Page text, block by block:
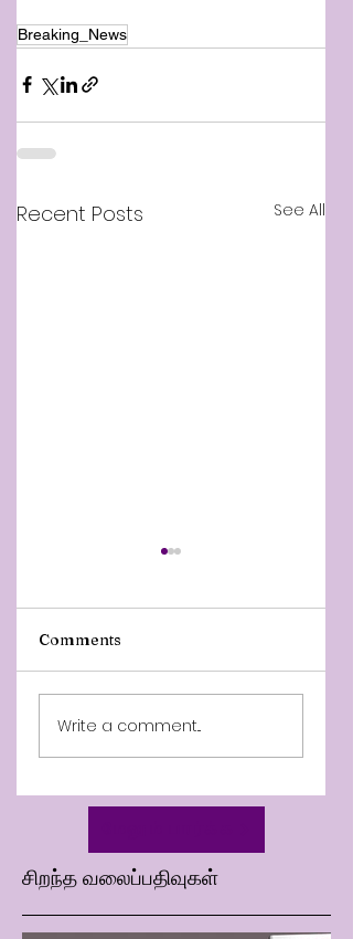
Breaking_News
Recent Posts See All
2026
Comments
Write a comment...
சிறந்த வலைப்பதிவுகள்